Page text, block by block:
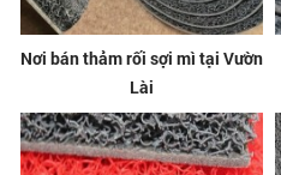
Nơi bán thảm rối sợi mì tại Vườn
Lài